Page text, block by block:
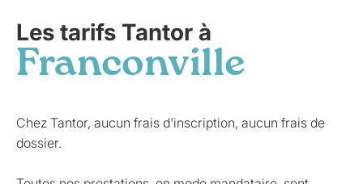
Les tarifs Tantor à
Franconville
Chez Tantor, aucun frais d'inscription, aucun frais de
dossier.